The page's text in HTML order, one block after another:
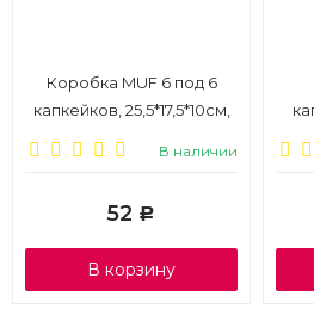
Коробка MUF 6 под 6
капкейков, 25,5*17,5*10см,
В наличии
52 Р
В корзину